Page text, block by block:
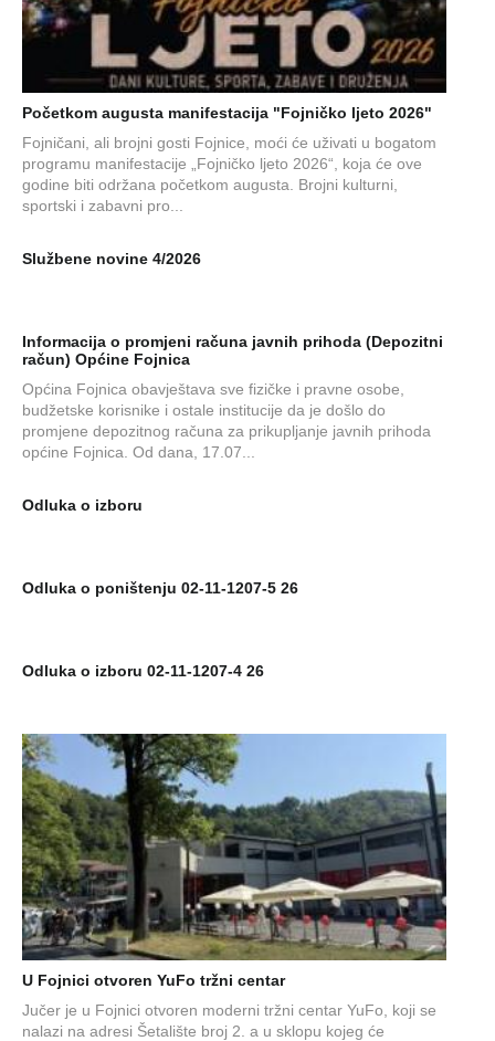
Početkom augusta manifestacija "Fojničko ljeto 2026"
Fojničani, ali brojni gosti Fojnice, moći će uživati u bogatom
programu manifestacije „Fojničko ljeto 2026“, koja će ove
godine biti održana početkom augusta. Brojni kulturni,
sportski i zabavni pro...
Službene novine 4/2026
Informacija o promjeni računa javnih prihoda (Depozitni
račun) Općine Fojnica
Općina Fojnica obavještava sve fizičke i pravne osobe,
budžetske korisnike i ostale institucije da je došlo do
promjene depozitnog računa za prikupljanje javnih prihoda
općine Fojnica. Od dana, 17.07...
Odluka o izboru
Odluka o poništenju 02-11-1207-5 26
Odluka o izboru 02-11-1207-4 26
U Fojnici otvoren YuFo tržni centar
Jučer je u Fojnici otvoren moderni tržni centar YuFo, koji se
nalazi na adresi Šetalište broj 2. a u sklopu kojeg će